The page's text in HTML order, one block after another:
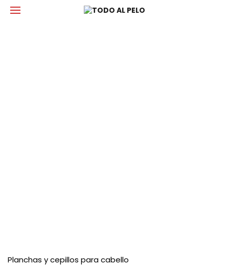
Planchas y cepillos para cabello